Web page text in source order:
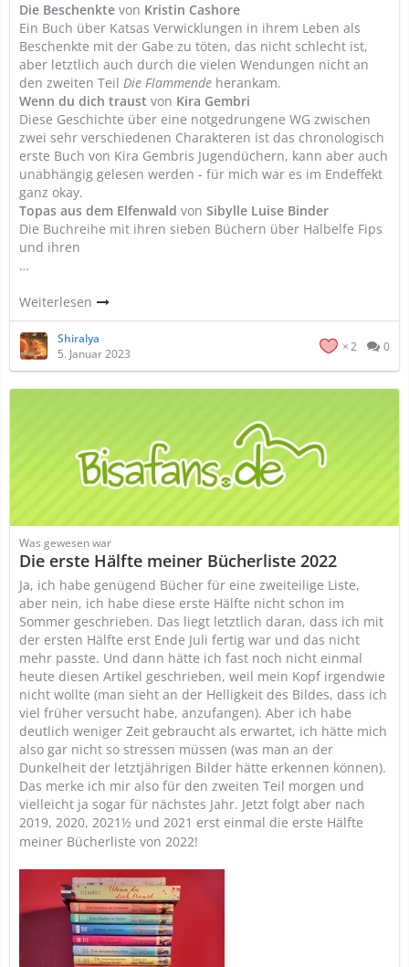
Die Beschenkte von Kristin Cashore
Ein Buch über Katsas Verwicklungen in ihrem Leben als
Beschenkte mit der Gabe zu töten, das nicht schlecht ist,
aber letztlich auch durch die vielen Wendungen nicht an
den zweiten Teil Die Flammende herankam.
Wenn du dich traust von Kira Gembri
Diese Geschichte über eine notgedrungene WG zwischen
zwei sehr verschiedenen Charakteren ist das chronologisch
erste Buch von Kira Gembris Jugendüchern, kann aber auch
unabhängig gelesen werden - für mich war es im Endeffekt
ganz okay.
Topas aus dem Elfenwald von Sibylle Luise Binder
Die Buchreihe mit ihren sieben Büchern über Halbelfe Fips
und ihren
…
Weiterlesen
Shiralya
5. Januar 2023
2 0
Was gewesen war
Die erste Hälfte meiner Bücherliste 2022
Ja, ich habe genügend Bücher für eine zweiteilige Liste,
aber nein, ich habe diese erste Hälfte nicht schon im
Sommer geschrieben. Das liegt letztlich daran, dass ich mit
der ersten Hälfte erst Ende Juli fertig war und das nicht
mehr passte. Und dann hätte ich fast noch nicht einmal
heute diesen Artikel geschrieben, weil mein Kopf irgendwie
nicht wollte (man sieht an der Helligkeit des Bildes, dass ich
viel früher versucht habe, anzufangen). Aber ich habe
deutlich weniger Zeit gebraucht als erwartet, ich hätte mich
also gar nicht so stressen müssen (was man an der
Dunkelheit der letztjährigen Bilder hätte erkennen können).
Das merke ich mir also für den zweiten Teil morgen und
vielleicht ja sogar für nächstes Jahr. Jetzt folgt aber nach
2019, 2020, 2021½ und 2021 erst einmal die erste Hälfte
meiner Bücherliste von 2022!